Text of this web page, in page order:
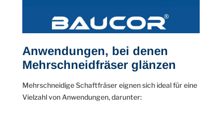
Anwendungen, bei denen
Mehrschneidfräser glänzen
Mehrschneidige Schaftfräser eignen sich ideal für eine
Vielzahl von Anwendungen, darunter: